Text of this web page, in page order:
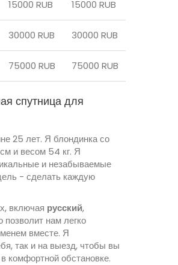
15000 RUB 15000 RUB
30000 RUB 30000 RUB
75000 RUB 75000 RUB
спутница для
25 лет. Я блондинка со
и весом 54 кг. Я
и незабываемые
- сделать каждую
включая русский,
позволит нам легко
вместе. Я
так и на выезд, чтобы вы
комфортной обстановке.